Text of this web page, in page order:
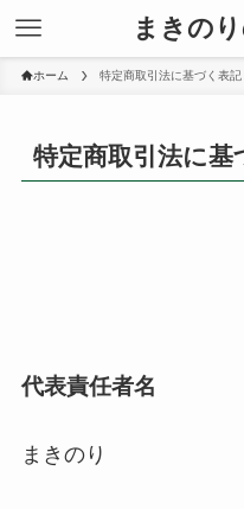
まきの
ホーム 特定商取引法に基づく表記
特定商取引法に基
代表責任者名
まきのり